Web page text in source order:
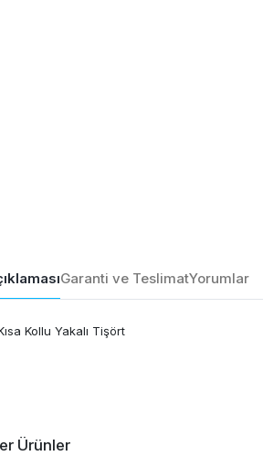
Garanti ve TeslimatYorumlar
Kollu Yakalı Tişört
Ürünler